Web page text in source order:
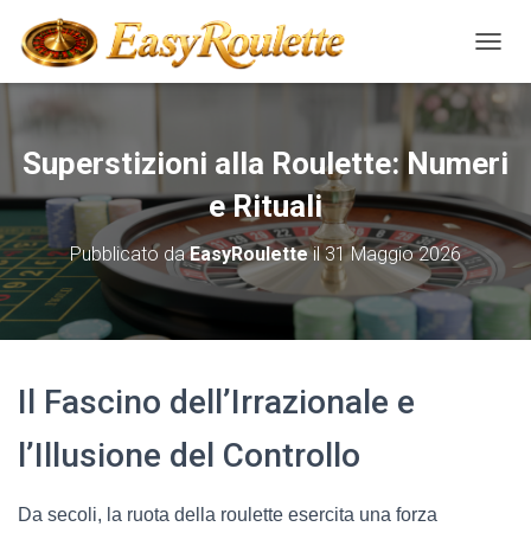
Superstizioni alla Roulette: Numeri
e Rituali
Pubblicato daEasyRouletteil 31 Maggio 2026
Il Fascino dell’Irrazionale e
l’Illusione del Controllo
Da secoli, la ruota della roulette esercita una forza